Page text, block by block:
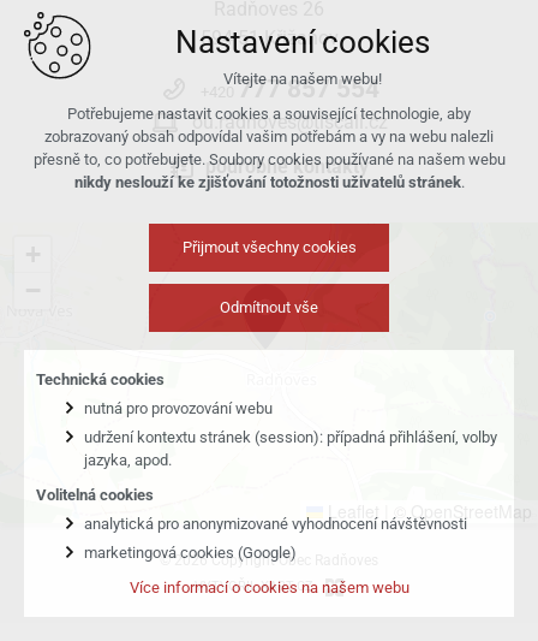
594 51 Křižanov
777 857 554
ou.radnoves@tiscali.cz
podrobné kontakty
© 2026 Copyright Obec Radňoves
VYTVOŘIL XART.CZ
Nastavení cookies
Vítejte na našem webu!
Potřebujeme nastavit cookies a související technologie, aby
zobrazovaný obsah odpovídal vašim potřebám a vy na webu nalezli
přesně to, co potřebujete. Soubory cookies používané na našem webu
nikdy neslouží ke zjišťování totožnosti uživatelů stránek.
Přijmout všechny cookies
Odmítnout vše
Technická cookies
nutná pro provozování webu
udržení kontextu stránek (session): případná přihlášení, volby
jazyka, apod.
Volitelná cookies
analytická pro anonymizované vyhodnocení návštěvnosti
marketingová cookies (Google)
Více informací o cookies na našem webu